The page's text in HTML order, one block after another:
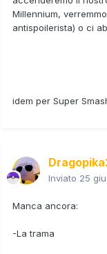
Millennium,
antispoilerista) o ci
idem per Super
Inviato 25
Manca ancora:
-La trama